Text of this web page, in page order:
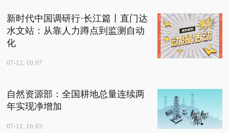
新时代中国调研行·长江篇丨直门达
水文站：从靠人力蹲点到监测自动
化
07-12, 10:07
自然资源部：全国耕地总量连续两
年实现净增加
07-11, 16:03